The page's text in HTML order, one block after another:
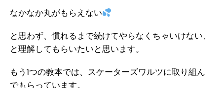
なかなか丸がもらえない
と思わず、慣れるまで続けてやらなくちゃいけない、
と理解してもらいたいと思います。
もう1つの教本では、スケーターズワルツに取り組ん
でもらっています。